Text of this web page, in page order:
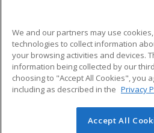
ADDITIONAL
Military
Financial Assistance
Help
© 2026 ed2go, a division of
We and our partners may use
technologies to collect information
your browsing activities and devices.
information being collected by our
choosing to "Accept All Cookies", you
including as described in the Privacy
Accept All